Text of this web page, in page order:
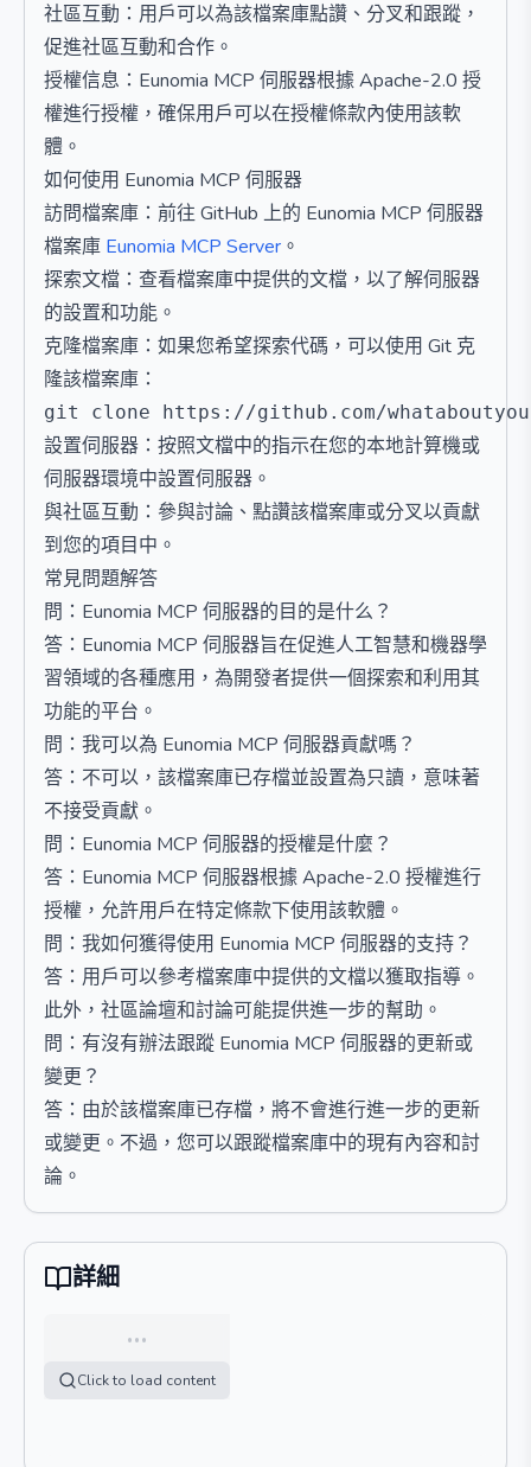
社區互動：用戶可以為該檔案庫點讚、分叉和跟蹤，
促進社區互動和合作。
授權信息：Eunomia MCP 伺服器根據 Apache-2.0 授
權進行授權，確保用戶可以在授權條款內使用該軟
體。
如何使用 Eunomia MCP 伺服器
訪問檔案庫：前往 GitHub 上的 Eunomia MCP 伺服器
檔案庫 Eunomia MCP Server 。
探索文檔：查看檔案庫中提供的文檔，以了解伺服器
的設置和功能。
克隆檔案庫：如果您希望探索代碼，可以使用 Git 克
隆該檔案庫：
設置伺服器：按照文檔中的指示在您的本地計算機或
伺服器環境中設置伺服器。
與社區互動：參與討論、點讚該檔案庫或分叉以貢獻
到您的項目中。
常見問題解答
問：Eunomia MCP 伺服器的目的是什么？
答：Eunomia MCP 伺服器旨在促進人工智慧和機器學
習領域的各種應用，為開發者提供一個探索和利用其
功能的平台。
問：我可以為 Eunomia MCP 伺服器貢獻嗎？
答：不可以，該檔案庫已存檔並設置為只讀，意味著
不接受貢獻。
問：Eunomia MCP 伺服器的授權是什麼？
答：Eunomia MCP 伺服器根據 Apache-2.0 授權進行
授權，允許用戶在特定條款下使用該軟體。
問：我如何獲得使用 Eunomia MCP 伺服器的支持？
答：用戶可以參考檔案庫中提供的文檔以獲取指導。
此外，社區論壇和討論可能提供進一步的幫助。
問：有沒有辦法跟蹤 Eunomia MCP 伺服器的更新或
變更？
答：由於該檔案庫已存檔，將不會進行進一步的更新
或變更。不過，您可以跟蹤檔案庫中的現有內容和討
論。
詳細
…
Click to load content